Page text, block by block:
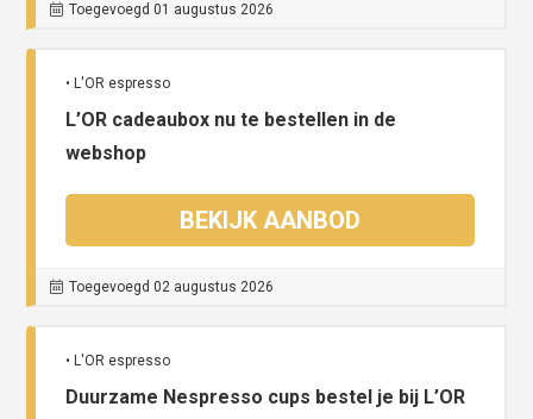
Toegevoegd 01 augustus 2026
• L'OR espresso
L’OR cadeaubox nu te bestellen in de
webshop
BEKIJK AANBOD
Toegevoegd 02 augustus 2026
• L'OR espresso
Duurzame Nespresso cups bestel je bij L’OR